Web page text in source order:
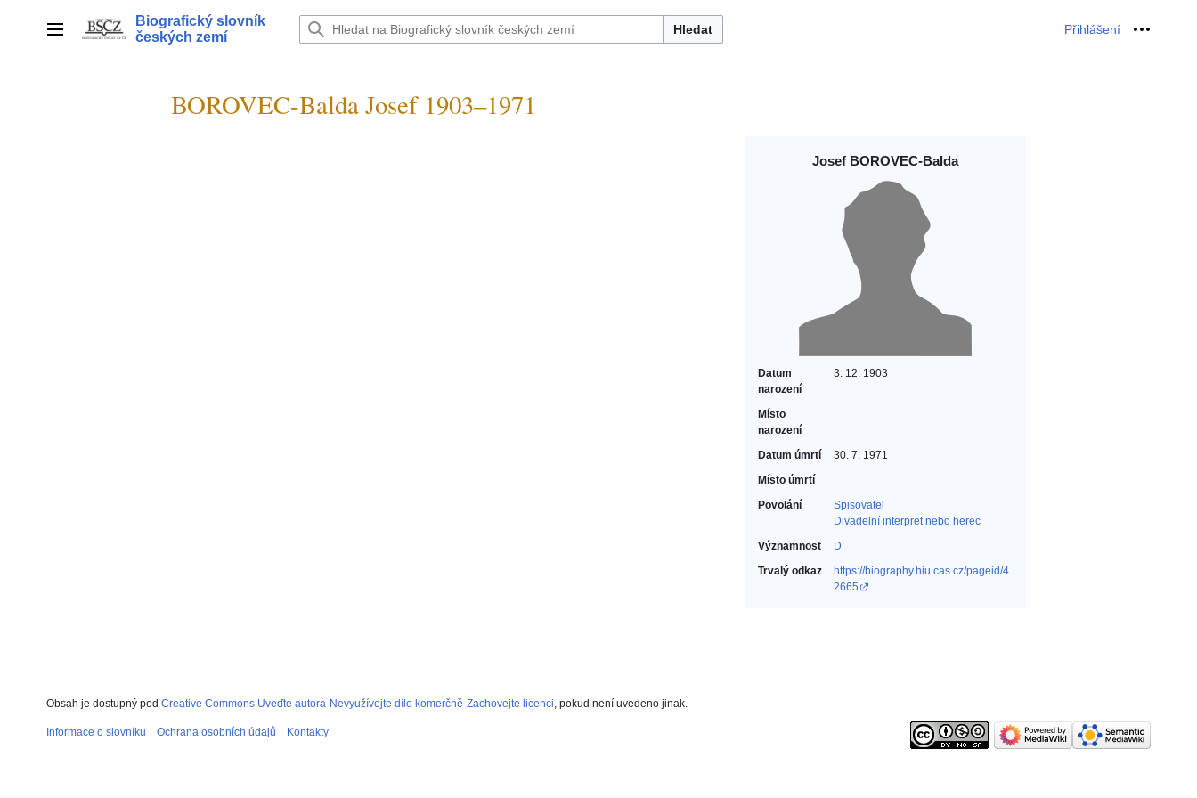
Hlavní menu
Biografický slovník
českých zemí
Hledat Přihlášení Osobní
BOROVEC-Balda Josef 1903–1971
Josef BOROVEC-Balda
Datum
narození
3. 12. 1903
Místo
narození
Datum úmrtí
30. 7. 1971
Místo úmrtí
Povolání
Spisovatel‎
Divadelní interpret nebo herec‎
Významnost
D
Trvalý odkaz
https://biography.hiu.cas.cz/pageid/4
2665
Obsah je dostupný pod Creative Commons Uveďte autora-Nevyužívejte dílo komerčně-Zachovejte licenci, pokud není uvedeno jinak.
Informace o slovníku Ochrana osobních údajů Kontakty